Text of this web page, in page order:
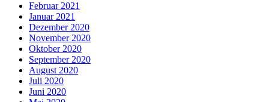
Februar 2021
Januar 2021
Dezember 2020
November 2020
Oktober 2020
September 2020
August 2020
Juli 2020
Juni 2020